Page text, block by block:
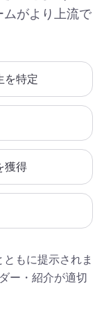
がより上流で
を特定
獲得
もに提示されま
ー・紹介が適切